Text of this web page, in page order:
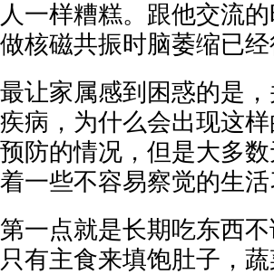
人一样糟糕。跟他交流
做核磁共振时脑萎缩已经
最让家属感到困惑的是
疾病，为什么会出现这
预防的情况，但是大多
着一些不容易察觉的生活
第一点就是长期吃东西
只有主食来填饱肚子，